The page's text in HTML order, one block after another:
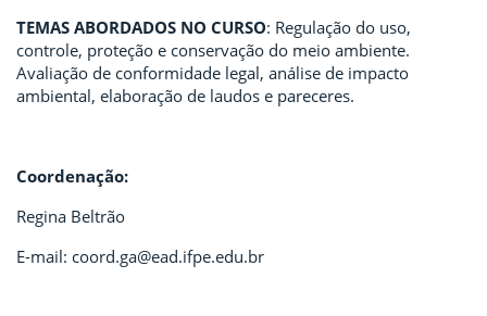
TEMAS ABORDADOS NO CURSO: Regulação do uso,
controle, proteção e conservação do meio ambiente.
Avaliação de conformidade legal, análise de impacto
ambiental, elaboração de laudos e pareceres.
Coordenação:
Regina Beltrão
E-mail: coord.ga@ead.ifpe.edu.br